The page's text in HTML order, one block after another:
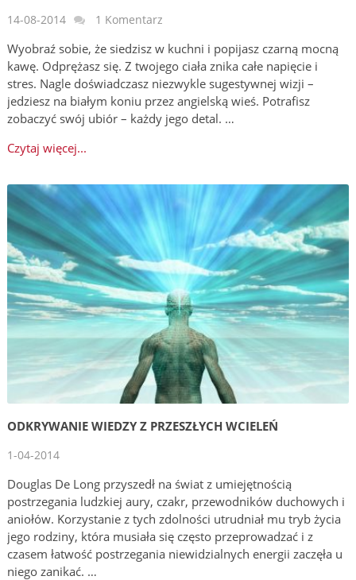
14-08-2014 1 Komentarz
Wyobraź sobie, że siedzisz w kuchni i popijasz czarną mocną
kawę. Odprężasz się. Z twojego ciała znika całe napięcie i
stres. Nagle doświadczasz niezwykle sugestywnej wizji –
jedziesz na białym koniu przez angielską wieś. Potrafisz
zobaczyć swój ubiór – każdy jego detal. …
Czytaj więcej...
ODKRYWANIE WIEDZY Z PRZESZŁYCH WCIELEŃ
1-04-2014
Douglas De Long przyszedł na świat z umiejętnością
postrzegania ludzkiej aury, czakr, przewodników duchowych i
aniołów. Korzystanie z tych zdolności utrudniał mu tryb życia
jego rodziny, która musiała się często przeprowadzać i z
czasem łatwość postrzegania niewidzialnych energii zaczęła u
niego zanikać. …